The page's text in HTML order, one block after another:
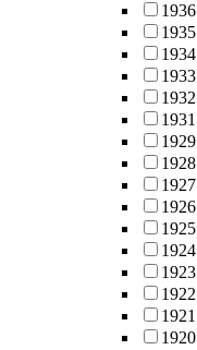
1936
1935
1934
1933
1932
1931
1929
1928
1927
1926
1925
1924
1923
1922
1921
1920